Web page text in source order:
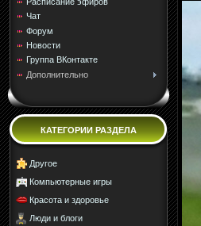
Чат
Форум
Новости
Группа ВКонтакте
Дополнительно
КАТЕГОРИИ РАЗДЕЛА
Другое
Компьютерные игры
Красота и здоровье
Люди и блоги